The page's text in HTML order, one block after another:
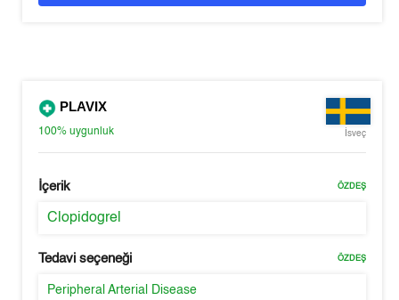
PLAVIX
100%uygunluk İsveç
İçerik ÖZDEŞ
Clopidogrel
Tedavi seçeneği ÖZDEŞ
Peripheral Arterial Disease